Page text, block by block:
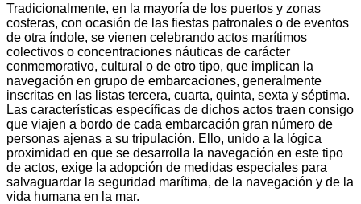
Tradicionalmente, en la mayoría de los puertos y zonas
costeras, con ocasión de las fiestas patronales o de eventos
de otra índole, se vienen celebrando actos marítimos
colectivos o concentraciones náuticas de carácter
conmemorativo, cultural o de otro tipo, que implican la
navegación en grupo de embarcaciones, generalmente
inscritas en las listas tercera, cuarta, quinta, sexta y séptima.
Las características específicas de dichos actos traen consigo
que viajen a bordo de cada embarcación gran número de
personas ajenas a su tripulación. Ello, unido a la lógica
proximidad en que se desarrolla la navegación en este tipo
de actos, exige la adopción de medidas especiales para
salvaguardar la seguridad marítima, de la navegación y de la
vida humana en la mar.